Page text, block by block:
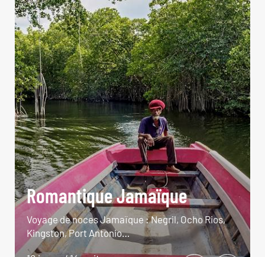
Romantique Jamaïque
Voyage de noces Jamaïque : Negril, Ocho Rios,
Kingston, Port Antonio…